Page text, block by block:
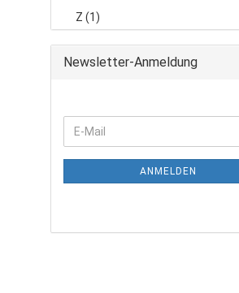
Z (1)
Newsletter-Anmeldung
ANMELDEN